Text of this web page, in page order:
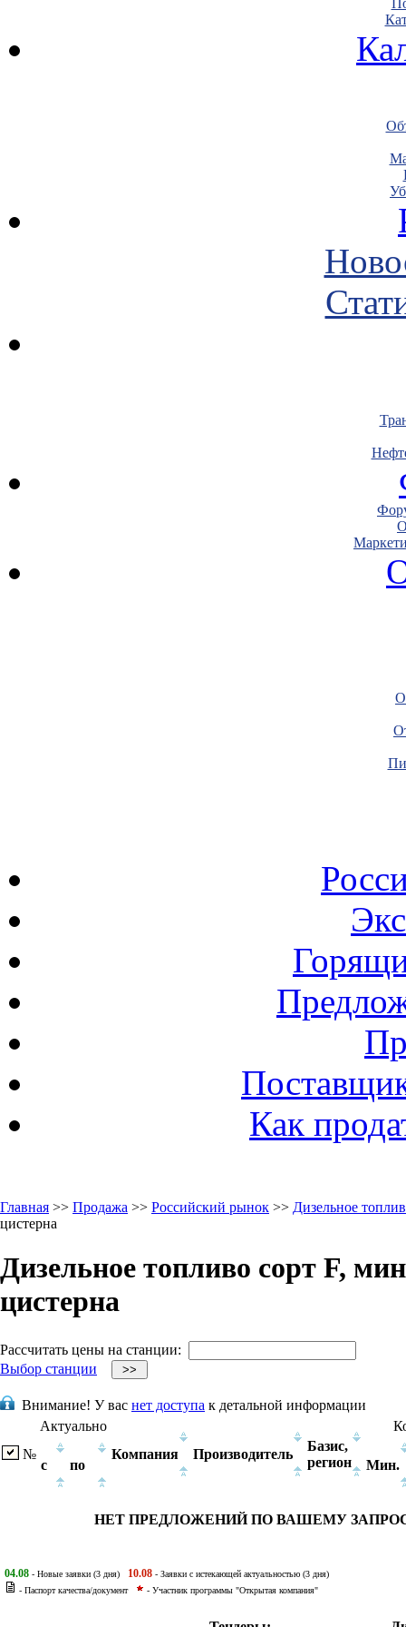
Как
Главная >> Продажа >> Российский рынок >> Дизельное
цистерна
Дизельное топливо сорт F,
цистерна
Рассчитать цены на станции:
Выбор станции
Внимание! У вас нет доступа к детальной информации
№
Актуально
Компания
Производитель
Базис,
регион
с по Мин.
НЕТ ПРЕДЛОЖЕНИЙ ПО ВАШЕМУ
04.08 - Новые заявки (3 дня) 10.08 - Заявки с истекающей актуальностью (3 дня)
- Паспорт качества/документ
- Участник программы "Открытая компания"